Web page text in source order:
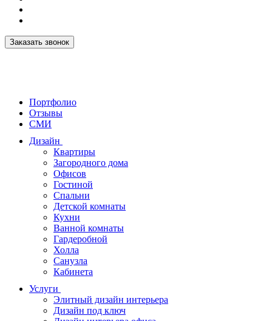
Заказать звонок
Портфолио
Отзывы
СМИ
Дизайн
Квартиры
Загородного дома
Офисов
Гостиной
Спальни
Детской комнаты
Кухни
Ванной комнаты
Гардеробной
Холла
Санузла
Кабинета
Услуги
Элитный дизайн интерьера
Дизайн под ключ